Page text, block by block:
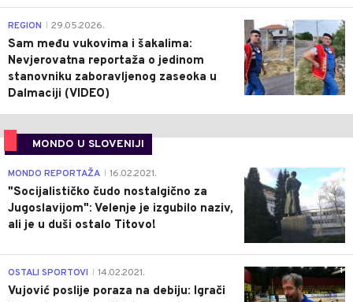
0
REGION 29.05.2026.
Sam među vukovima i šakalima:
Nevjerovatna reportaža o jedinom
stanovniku zaboravljenog zaseoka u
Dalmaciji (VIDEO)
MONDO U SLOVENIJI
4
MONDO REPORTAŽA 16.02.2021.
"Socijalističko čudo nostalgično za
Jugoslavijom": Velenje je izgubilo naziv,
ali je u duši ostalo Titovo!
1
OSTALI SPORTOVI 14.02.2021.
Vujović poslije poraza na debiju: Igrači